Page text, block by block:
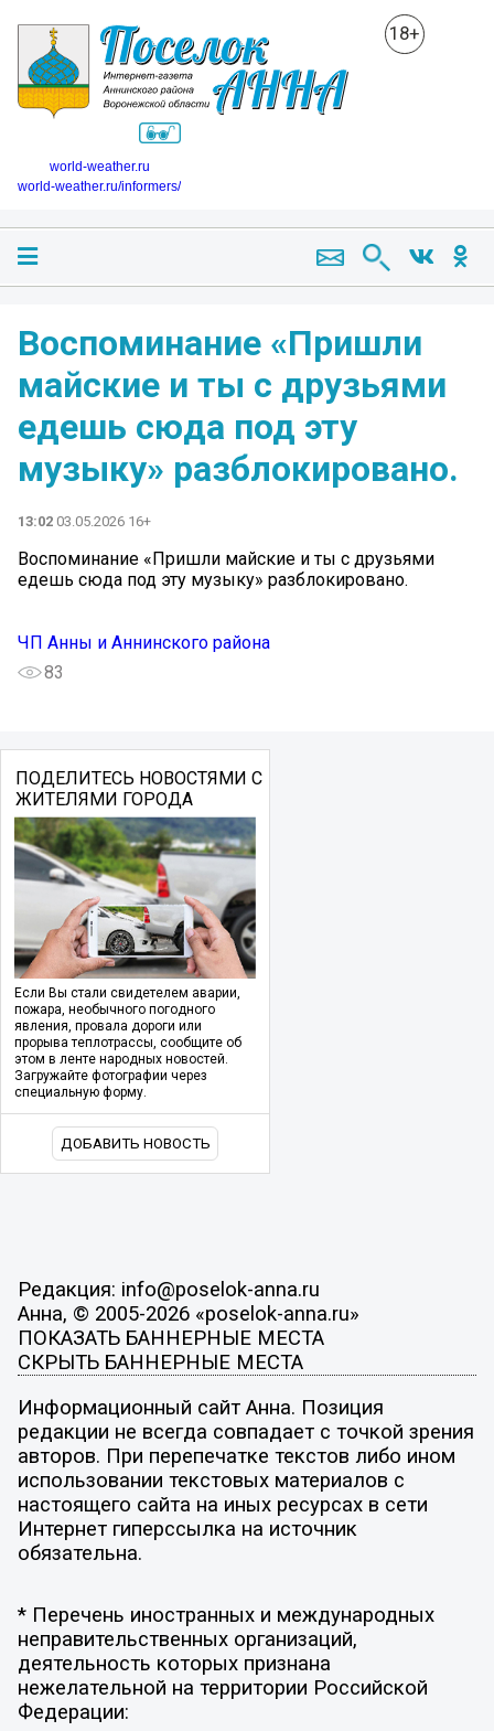
18+
world-weather.ru
world-weather.ru/informers/
Воспоминание «Пришли
майские и ты с друзьями
едешь сюда под эту
музыку» разблокировано.
13:02 03.05.2026 16+
Воспоминание «Пришли майские и ты с друзьями
едешь сюда под эту музыку» разблокировано.
ЧП Анны и Аннинского района
83
ПОДЕЛИТЕСЬ НОВОСТЯМИ С
ЖИТЕЛЯМИ ГОРОДА
Если Вы стали свидетелем аварии,
пожара, необычного погодного
явления, провала дороги или
прорыва теплотрассы, сообщите об
этом в ленте народных новостей.
Загружайте фотографии через
специальную форму.
ДОБАВИТЬ НОВОСТЬ
Редакция: info@poselok-anna.ru
Анна, © 2005-2026 «poselok-anna.ru»
ПОКАЗАТЬ БАННЕРНЫЕ МЕСТА
СКРЫТЬ БАННЕРНЫЕ МЕСТА
Информационный сайт Анна. Позиция
редакции не всегда совпадает с точкой зрения
авторов. При перепечатке текстов либо ином
использовании текстовых материалов с
настоящего сайта на иных ресурсах в сети
Интернет гиперссылка на источник
обязательна.
* Перечень иностранных и международных
неправительственных организаций,
деятельность которых признана
нежелательной на территории Российской
Федерации: